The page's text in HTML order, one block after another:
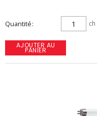
Quantité ch
AJOUTER AU
PANIER